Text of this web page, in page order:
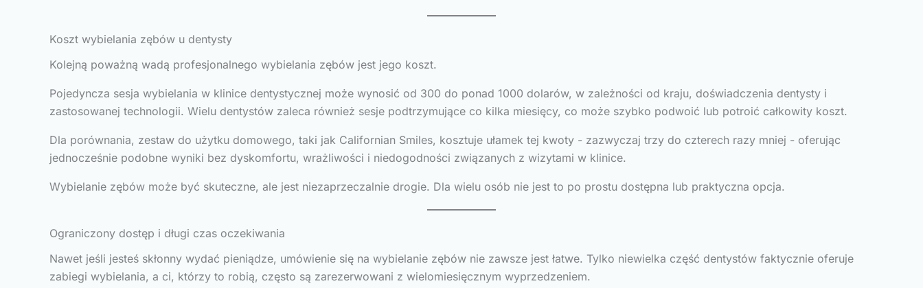
Koszt wybielania zębów u dentysty
Kolejną poważną wadą profesjonalnego wybielania zębów jest jego koszt.
Pojedyncza sesja wybielania w klinice dentystycznej może wynosić od 300 do ponad 1000 dolarów, w zależności od kraju, doświadczenia dentysty i
zastosowanej technologii. Wielu dentystów zaleca również sesje podtrzymujące co kilka miesięcy, co może szybko podwoić lub potroić całkowity koszt.
Dla porównania, zestaw do użytku domowego, taki jak Californian Smiles, kosztuje ułamek tej kwoty - zazwyczaj trzy do czterech razy mniej - oferując
jednocześnie podobne wyniki bez dyskomfortu, wrażliwości i niedogodności związanych z wizytami w klinice.
Wybielanie zębów może być skuteczne, ale jest niezaprzeczalnie drogie. Dla wielu osób nie jest to po prostu dostępna lub praktyczna opcja.
Ograniczony dostęp i długi czas oczekiwania
Nawet jeśli jesteś skłonny wydać pieniądze, umówienie się na wybielanie zębów nie zawsze jest łatwe. Tylko niewielka część dentystów faktycznie oferuje
zabiegi wybielania, a ci, którzy to robią, często są zarezerwowani z wielomiesięcznym wyprzedzeniem.